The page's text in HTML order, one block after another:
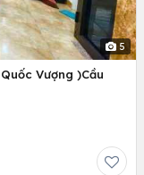
5
Vượng )Cầu